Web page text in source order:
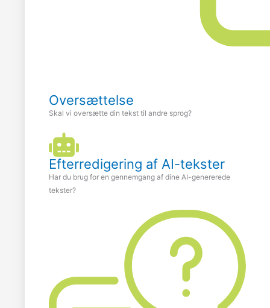
Oversættelse
Skal vi oversætte din tekst til andre sprog?
Efterredigering af AI-tekster
Har du brug for en gennemgang af dine AI-genererede
tekster?